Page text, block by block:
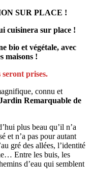
SUR PLACE !
cuisinera sur place !
bio et végétale, avec
maisons !
seront prises.
connu et
Remarquable de
plus beau qu’il n’a
et n’a pas pour autant
gré des allées, l’identité
Entre les buis, les
d’eau qui semblent